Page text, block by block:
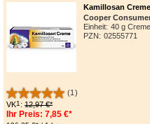
Kamillosan
Cooper
Einheit: 40 g Creme
PZN : 02555771
(1)
VK1 : 12,97 €*
Ihr Preis: 7,85 €*